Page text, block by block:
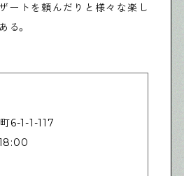
ートを頼んだりと様々な楽し
る。
6-1-1-117